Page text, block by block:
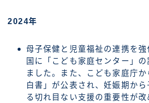
2024年
母子保健と児童福祉の連携を
国に「こども家庭センター」
ました。また、こども家庭庁
白書」が公表され、妊娠期か
る切れ目ない支援の重要性が